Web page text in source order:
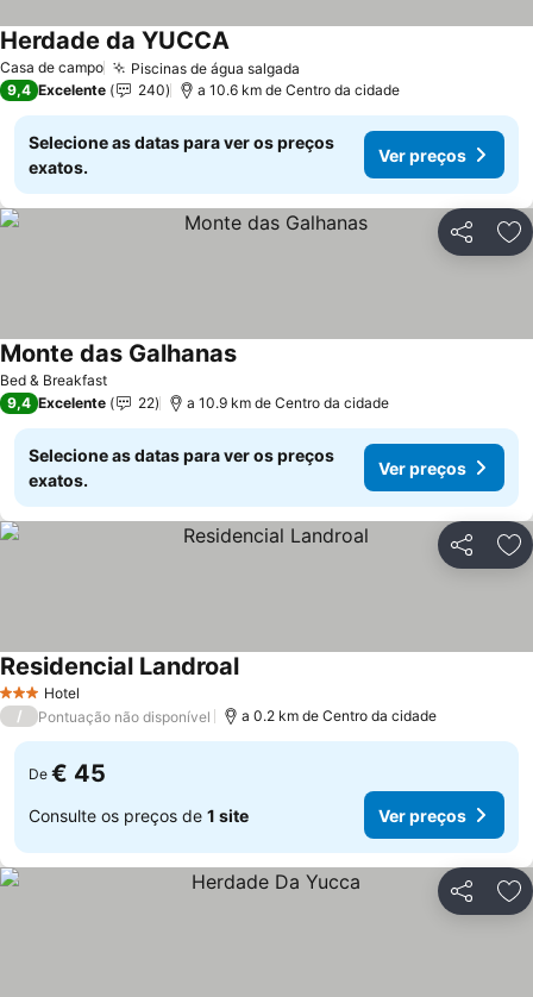
Casa de campo Piscinas de água salgada
Herdade da YUCCA
9,4 Excelente 240 a 10.6 km de Centro da cidade
Selecione as datas para ver os preços
exatos.
Ver preços
Partilhar
Bed & Breakfast
Monte das Galhanas
9,4 Excelente 22 a 10.9 km de Centro da cidade
Selecione as datas para ver os preços
exatos.
Ver preços
Partilhar
3 EstrelasHotel
Residencial Landroal
/ Pontuação não disponível a 0.2 km de Centro da cidade
De € 45
Consulte os preços de 1 site Ver preços
Partilhar